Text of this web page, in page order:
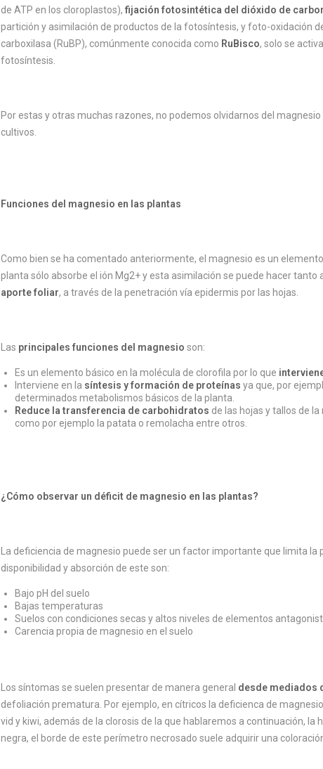
de ATP en los cloroplastos), fijación fotosintética del dióxido de
partición y asimilación de productos de la fotosíntesis, y foto-oxidación
carboxilasa (RuBP), comúnmente conocida como RuBisco, solo se
fotosíntesis.
Por estas y otras muchas razones, no podemos olvidarnos del
cultivos.
Funciones del magnesio en las plantas
Como bien se ha comentado anteriormente, el magnesio es un
planta sólo absorbe el ión Mg2+ y esta asimilación se puede hacer tanto
aporte foliar, a través de la penetración vía epidermis por las hojas.
Las principales funciones del magnesio son:
Es un elemento básico en la molécula de clorofila por lo que
Interviene en la síntesis y formación de proteínas ya que, por
determinados metabolismos básicos de la planta.
Reduce la transferencia de carbohidratos de las hojas y tallos de
como por ejemplo la patata o remolacha entre otros.
¿Cómo observar un déficit de magnesio en las plantas?
La deficiencia de magnesio puede ser un factor importante que limita
disponibilidad y absorción de este son:
Bajo pH del suelo
Bajas temperaturas
Suelos con condiciones secas y altos niveles de elementos
Carencia propia de magnesio en el suelo
Los síntomas se suelen presentar de manera general desde mediados
defoliación prematura. Por ejemplo, en cítricos la deficienca de
vid y kiwi, además de la clorosis de la que hablaremos a continuación,
negra, el borde de este perímetro necrosado suele adquirir una